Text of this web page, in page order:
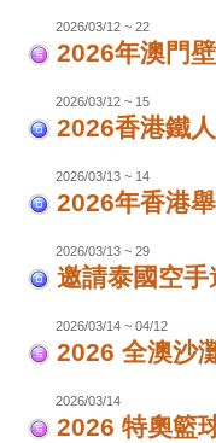
2026/03/12 ~ 22
2026年澳門
2026/03/12 ~ 15
2026香港鐵
2026/03/13 ~ 14
2026年香港
2026/03/13 ~ 29
邀請泰國空
2026/03/14 ~ 04/12
2026 全澳沙
2026/03/14
2026 特奧籃